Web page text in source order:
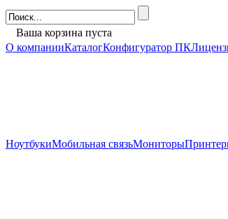
Ваша корзина пуста
О компанииКаталогКонфигуратор ПК
НоутбукиМобильная связьМониторы